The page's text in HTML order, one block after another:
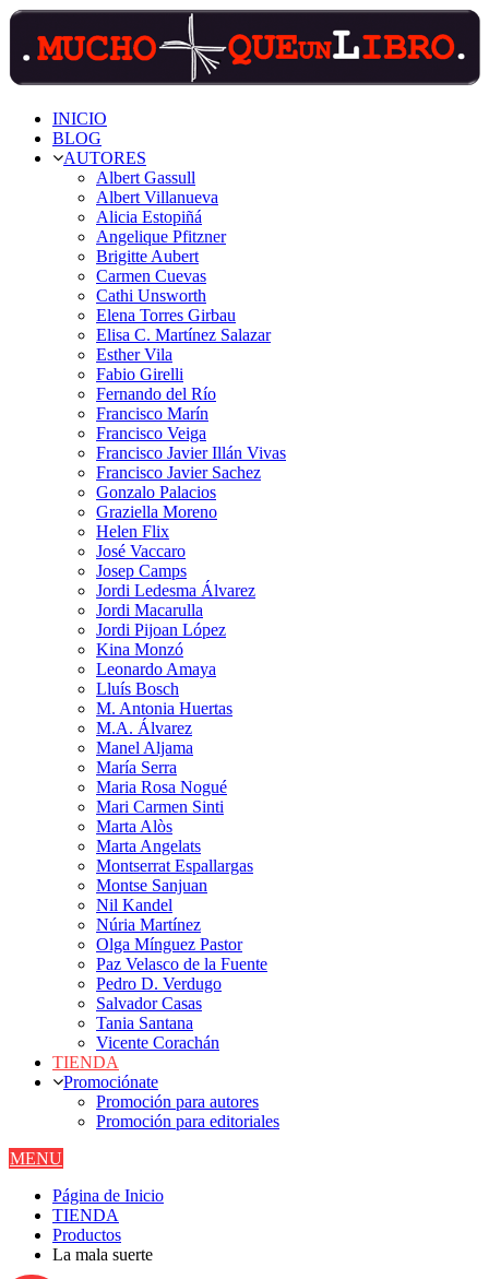
Saltar
contenido
INICIO
BLOG
AUTORES
Albert Gassull
Albert Villanueva
Alicia Estopiñá
Angelique Pfitzner
Brigitte Aubert
Carmen Cuevas
Cathi Unsworth
Elena Torres Girbau
Elisa C. Martínez Salazar
Esther Vila
Fabio Girelli
Fernando del Río
Francisco Marín
Francisco Veiga
Francisco Javier Illán Vivas
Francisco Javier Sachez
Gonzalo Palacios
Graziella Moreno
Helen Flix
José Vaccaro
Josep Camps
Jordi Ledesma Álvarez
Jordi Macarulla
Jordi Pijoan López
Kina Monzó
Leonardo Amaya
Lluís Bosch
M. Antonia Huertas
M.A. Álvarez
Manel Aljama
María Serra
Maria Rosa Nogué
Mari Carmen Sinti
Marta Alòs
Marta Angelats
Montserrat Espallargas
Montse Sanjuan
Nil Kandel
Núria Martínez
Olga Mínguez Pastor
Paz Velasco de la Fuente
Pedro D. Verdugo
Salvador Casas
Tania Santana
Vicente Corachán
TIENDA
Promociónate
Promoción para autores
Promoción para editoriales
MENU
Página de Inicio
TIENDA
Productos
La mala suerte